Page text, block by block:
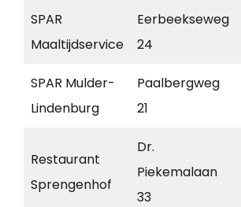
SPAR
Maaltijdservice
Eerbeekseweg
24
SPAR Mulder-
Lindenburg
Paalbergweg
21
Restaurant
Sprengenhof
Dr.
Piekemalaan
33